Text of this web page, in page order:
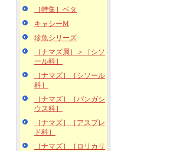
［特集］ベタ
キャシーM
珍魚シリーズ
［ナマズ属］＞［シソ
ール科］
［ナマズ］［シソール
科］
［ナマズ］［パンガシ
ウス科］
［ナマズ］［アスプレ
ド科］
［ナマズ］［ロリカリ